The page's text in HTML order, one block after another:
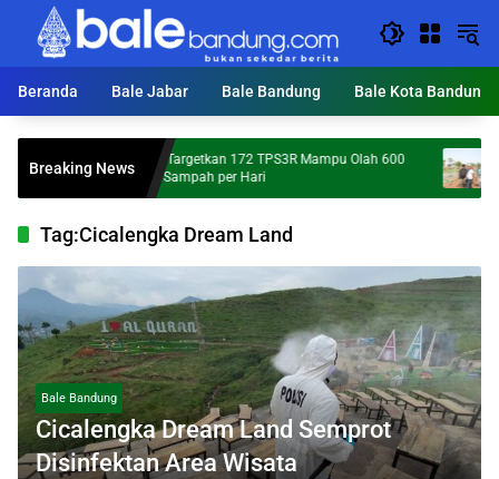
Langsung
konten
Beranda
Bale Jabar Bale Bandung Bale Kota Bandung
Breaking NewsKDS Targetkan 172 TPS3R Mampu Olah 600
Ton Sampah per Hari
Tag:Cicalengka Dream Land
Bale Bandung
Cicalengka Dream Land Semprot
Disinfektan Area Wisata